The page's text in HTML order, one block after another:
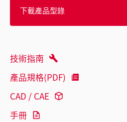
下載產品型錄
技術指南
產品規格(PDF)
CAD / CAE
手冊